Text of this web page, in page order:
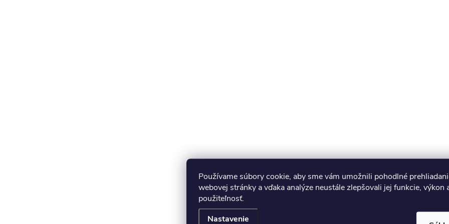
Používame súbory cookie, aby sme vám umožnili pohodlné
webovej stránky a vďaka analýze neustále zlepšovali jej funkcie, výkon
použiteľnosť.
Nastavenie